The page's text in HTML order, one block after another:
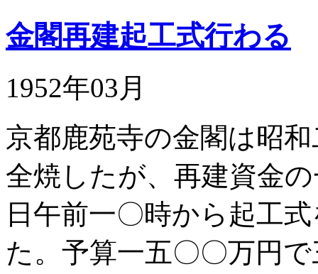
金閣再建起工式行わる
1952年03月
京都鹿苑寺の金閣は昭
全焼したが、再建資金
日午前一〇時から起工
た。予算一五〇〇万円